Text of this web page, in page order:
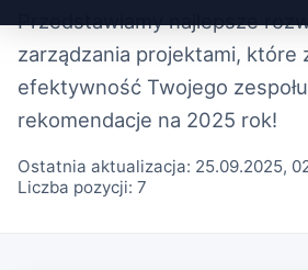
Przedstawiamy najlepsze
zarządzania projektami, które
efektywność Twojego
rekomendacje na 2025 rok!
Ostatnia aktualizacja: 25.09.2025,
Liczba pozycji: 7